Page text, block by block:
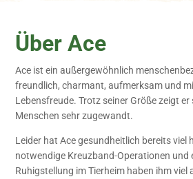
Über Ace
Ace ist ein außergewöhnlich
freundlich, charmant, aufmerksam und
Lebensfreude. Trotz seiner Größe zeigt
Menschen sehr zugewandt.
Leider hat Ace gesundheitlich bereits viel
notwendige Kreuzband-Operationen und
Ruhigstellung im Tierheim haben ihm viel